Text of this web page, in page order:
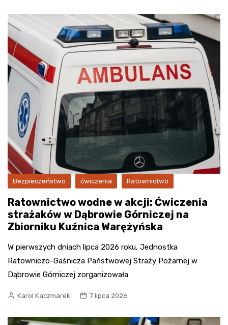
Bezpieczeństwo ćwiczenia Ratownictwo
Ratownictwo wodne w akcji: Ćwiczenia
strażaków w Dąbrowie Górniczej na
Zbiorniku Kuźnica Warężyńska
W pierwszych dniach lipca 2026 roku, Jednostka
Ratowniczo-Gaśnicza Państwowej Straży Pożarnej w
Dąbrowie Górniczej zorganizowała
Karol Kaczmarek 7 lipca 2026